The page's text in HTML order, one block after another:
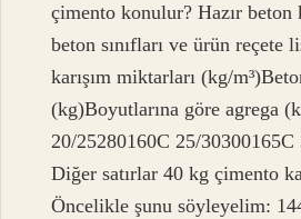
çimento konulur? Hazır beton
beton sınıfları ve ürün reçete
karışım miktarları (kg/
(kg)Boyutlarına göre agrega
20/25280160C 25/30300165C
Diğer satırlar 40 kg çimento
Öncelikle şunu söyleyelim: